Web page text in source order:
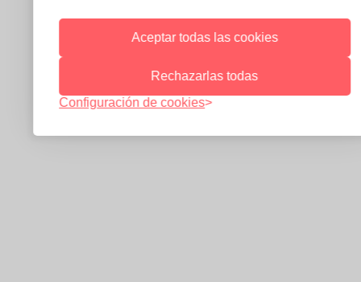
Aceptar todas las cookies
Rechazarlas todas
Configuración de cookies